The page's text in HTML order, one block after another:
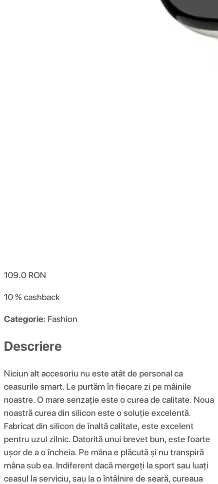
109.0 RON
10 %cashback
Categorie: Fashion
Descriere
Niciun alt accesoriu nu este atât de personal ca
ceasurile smart. Le purtăm în fiecare zi pe mâinile
noastre. O mare senzație este o curea de calitate. Noua
noastră curea din silicon este o soluție excelentă.
Fabricat din silicon de înaltă calitate, este excelent
pentru uzul zilnic. Datorită unui brevet bun, este foarte
ușor de a o încheia. Pe mâna e plăcută și nu transpiră
mâna sub ea. Indiferent dacă mergeți la sport sau luați
ceasul la serviciu, sau la o întâlnire de seară, cureaua